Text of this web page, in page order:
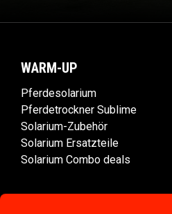
WARM-UP
Pferdesolarium
Pferdetrockner Sublime
Solarium-Zubehör
Solarium Ersatzteile
Solarium Combo deals